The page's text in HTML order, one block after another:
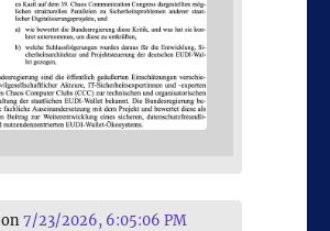
on7/23/2026, 6:05:06 PM